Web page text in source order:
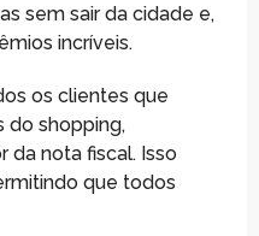
sem sair da cidade e,
incríveis.
os clientes que
do shopping,
nota fiscal. Isso
que todos